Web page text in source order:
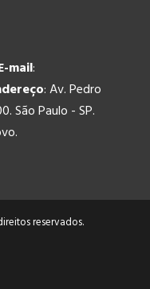
mail:
: Av. Pedro
São Paulo - SP.
reservados.